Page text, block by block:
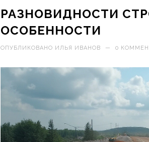
РАЗНОВИДНОСТИ
ОСОБЕННОСТИ
ОПУБЛИКОВАНО ИЛЬЯ ИВАНОВ — 0